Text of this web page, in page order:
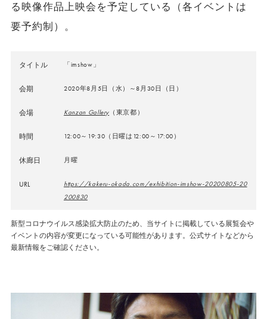
る映像作品上映会を予定している（各イベントは
要予約制）。
タイトル 「imshow」
会期 2020年8月5日（水）～8月30日（日）
会場 Kanzan Gallery （東京都）
時間 12:00～19:30（日曜は12:00～17:00）
休廊日 月曜
URL
https://kakeru-okada.com/exhibition-imshow-20200805-20
200830
新型コロナウイルス感染拡大防止のため、当サイトに掲載している展覧会や
イベントの内容が変更になっている可能性があります。公式サイトなどから
最新情報をご確認ください。